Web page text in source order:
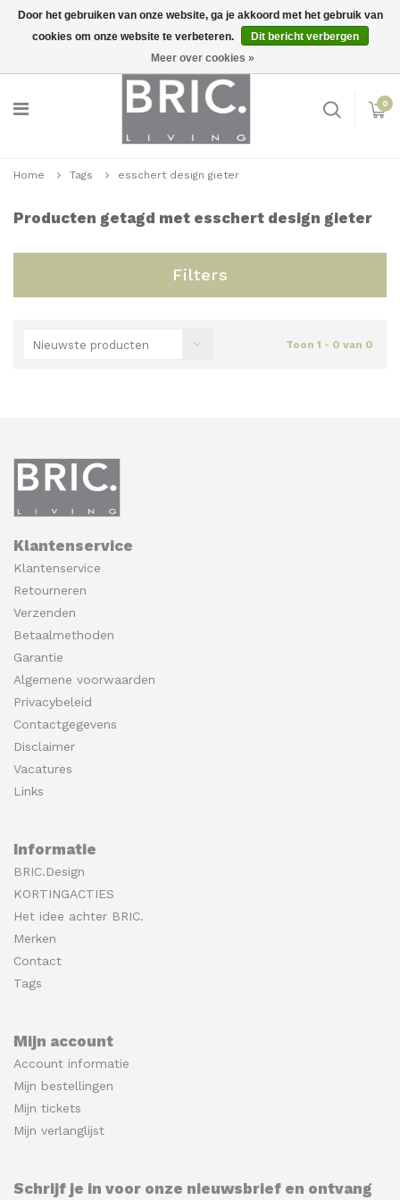
Inloggen
0
Home Tags esschert design gieter
Producten getagd met esschert design gieter
Filters
Nieuwste producten Toon 1 - 0 van 0
Klantenservice
Klantenservice
Retourneren
Verzenden
Betaalmethoden
Garantie
Algemene voorwaarden
Privacybeleid
Contactgegevens
Disclaimer
Vacatures
Links
Informatie
BRIC.Design
KORTINGACTIES
Het idee achter BRIC.
Merken
Contact
Tags
Mijn account
Account informatie
Mijn bestellingen
Mijn tickets
Mijn verlanglijst
Schrijf je in voor onze nieuwsbrief en ontvang
Door het gebruiken van onze website, ga je akkoord met het gebruik van
cookies om onze website te verbeteren.
Dit bericht verbergen
Meer over cookies »